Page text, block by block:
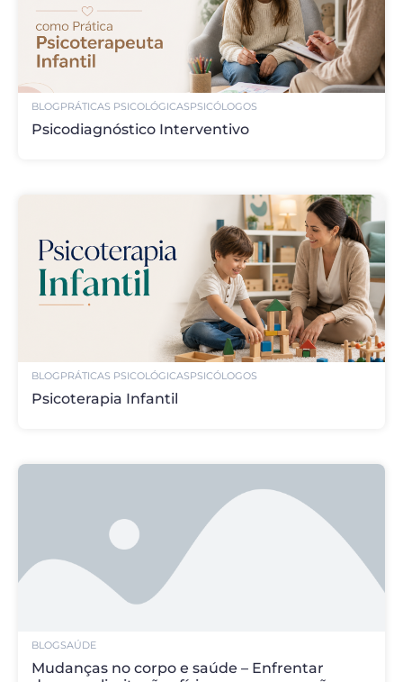
BLOGPRÁTICAS PSICOLÓGICASPSICÓLOGOS
Psicodiagnóstico Interventivo
BLOGPRÁTICAS PSICOLÓGICASPSICÓLOGOS
Psicoterapia Infantil
BLOGSAÚDE
Mudanças no corpo e saúde – Enfrentar